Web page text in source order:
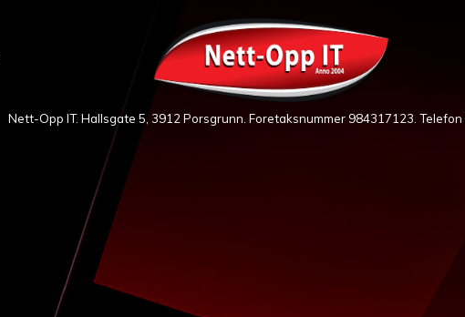
Nett-Opp IT. Hallsgate 5, 3912 Porsgrunn. Foretaksnummer 984317123. Telefon